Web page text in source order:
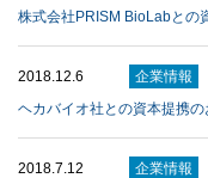
株式会社PRISM BioLabとの
2018.12.6
企業情報
ヘカバイオ社との資本提携
2018.7.12
企業情報